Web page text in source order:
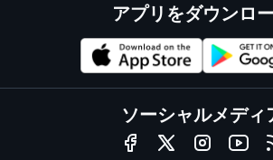
アプリをダウンロ
ソーシャルメディ